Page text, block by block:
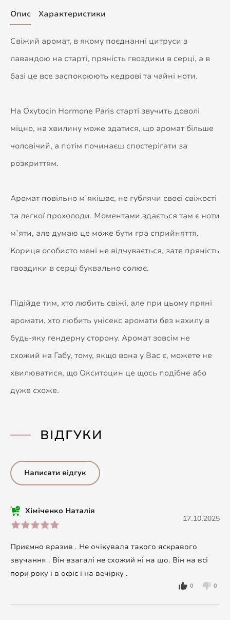
Опис Характеристики
Свіжий аромат, в якому поєднанні цитруси з
лавандою на старті, пряність гвоздики в серці, а в
базі це все заспокоюють кедрові та чайні ноти.
На Oxytocin Hormone Paris старті звучить доволі
міцно, на хвилину може здатися, що аромат більше
чоловічий, а потім починаєш спостерігати за
розкриттям.
Аромат повільно мʼякішає, не гублячи своєі свіжості
та легкої прохолоди. Моментами здається там є ноти
мʼяти, але думаю це може бути гра сприйняття.
Кориця особисто мені не відчувається, зате пряність
гвоздики в серці буквально солює.
Підійде тим, хто любить свіжі, але при цьому пряні
аромати, хто любить унісекс аромати без нахилу в
будь-яку гендерну сторону. Аромат зовсім не
схожий на Габу, тому, якщо вона у Вас є, можете не
хвилюватися, що Окситоцин це щось подібне або
дуже схоже.
ВІДГУКИ
Написати відгук
Хіміченко Наталія
17.10.2025
Приємно вразив . Не очікувала такого яскравого
звучання . Він взагалі не схожий ні на що. Він на всі
пори року і в офіс і на вечірку .
0 0